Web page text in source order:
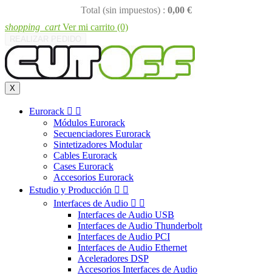
Total (sin impuestos) : 0,00 €
shopping_cart Ver mi carrito (0)
X
Eurorack  
Módulos Eurorack
Secuenciadores Eurorack
Sintetizadores Modular
Cables Eurorack
Cases Eurorack
Accesorios Eurorack
Estudio y Producción  
Interfaces de Audio  
Interfaces de Audio USB
Interfaces de Audio Thunderbolt
Interfaces de Audio PCI
Interfaces de Audio Ethernet
Aceleradores DSP
Accesorios Interfaces de Audio